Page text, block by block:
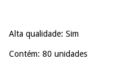
Alta qualidade: Sim
Contém: 80 unidades